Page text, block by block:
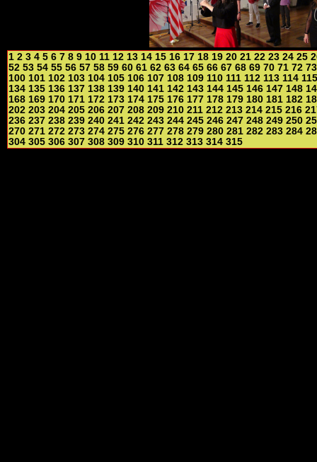
1 2 3 4 5 6 7 8 9 10 11 12 13 14 15 16 17 18 19 20 21 22 23 24 25
52 53 54 55 56 57 58 59 60 61 62 63 64 65 66 67 68 69 70 71 72 73
100 101 102 103 104 105 106 107 108 109 110 111 112 113 114 115
134 135 136 137 138 139 140 141 142 143 144 145 146 147 148
168 169 170 171 172 173 174 175 176 177 178 179 180 181 182
202 203 204 205 206 207 208 209 210 211 212 213 214 215 216
236 237 238 239 240 241 242 243 244 245 246 247 248 249 250
270 271 272 273 274 275 276 277 278 279 280 281 282 283 284
304 305 306 307 308 309 310 311 312 313 314 315